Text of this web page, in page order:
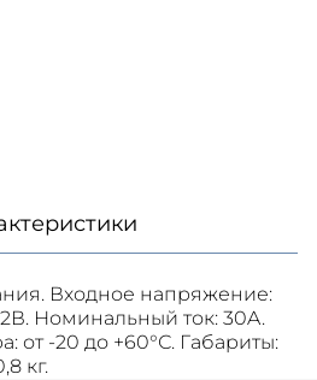
Входное напряжение:
Номинальный ток: 30A.
от -20 до +60°С. Габариты:
кг.